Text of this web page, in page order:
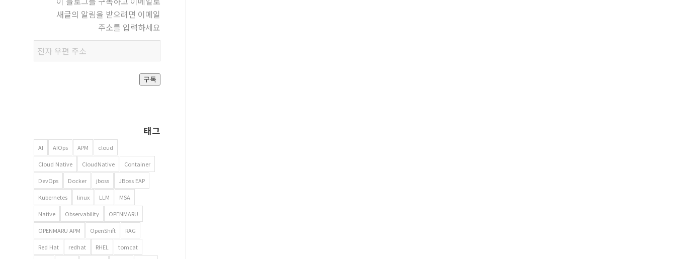
새글의 알림을 받으려면 이메일
주소를 입력하세요
우편
주소
구독
태그
AI AIOps APM cloud
Cloud Native CloudNative Container
DevOps Docker jboss JBoss EAP
Kubernetes linux LLM MSA
Native Observability OPENMARU
OPENMARU APM OpenShift RAG
Red Hat redhat RHEL tomcat